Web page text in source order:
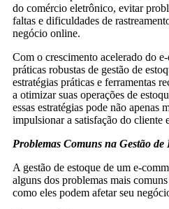
do comércio eletrônico, evitar
faltas e dificuldades de
negócio online.
Com o crescimento acelerado do
práticas robustas de gestão de
estratégias práticas e ferramentas
a otimizar suas operações de
essas estratégias pode não
impulsionar a satisfação do cliente
Problemas Comuns na Gestão de
A gestão de estoque de um e-
alguns dos problemas mais
como eles podem afetar seu